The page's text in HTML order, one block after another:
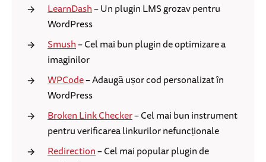
LearnDash– Un plugin LMS grozav pentru
WordPress
Smush– Cel mai bun plugin de optimizare a
imaginilor
WPCode– Adaugă ușor cod personalizat în
WordPress
Broken Link Checker– Cel mai bun instrument
pentru verificarea linkurilor nefuncționale
Redirection– Cel mai popular plugin de